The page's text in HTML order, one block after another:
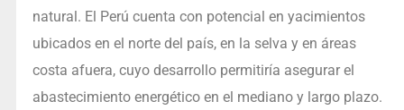
natural. El Perú cuenta con potencial en yacimientos
ubicados en el norte del país, en la selva y en áreas
costa afuera, cuyo desarrollo permitiría asegurar el
abastecimiento energético en el mediano y largo plazo.